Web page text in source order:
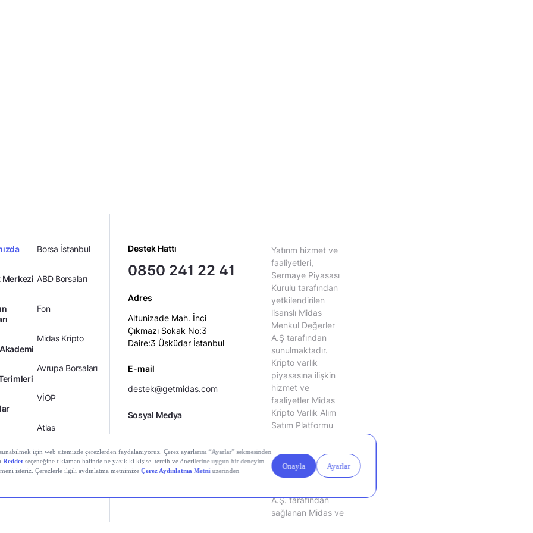
Merkezi
Borsa İstanbul
ABD Borsaları
Fon
Midas Kripto
Avrupa Borsaları
VİOP
Atlas
Sıfır Komisyon
Destek Hattı
0850 241 22 41
Adres
Altunizade Mah. İnci
Çıkmazı Sokak No:3
Daire:3 Üsküdar İstanbul
E-mail
destek@getmidas.com
Sosyal Medya
Yatırım hizmet ve
faaliyetleri,
Sermaye Piyasası
Kurulu tarafından
yetkilendirilen
lisanslı Midas
Menkul Değerler
A.Ş tarafından
sunulmaktadır.
Kripto varlık
piyasasına ilişkin
hizmet ve
faaliyetler Midas
Kripto Varlık Alım
Satım Platformu
Sunulan hizmetlere
erişim Midas
A.Ş. tarafından
sağlanan Midas ve